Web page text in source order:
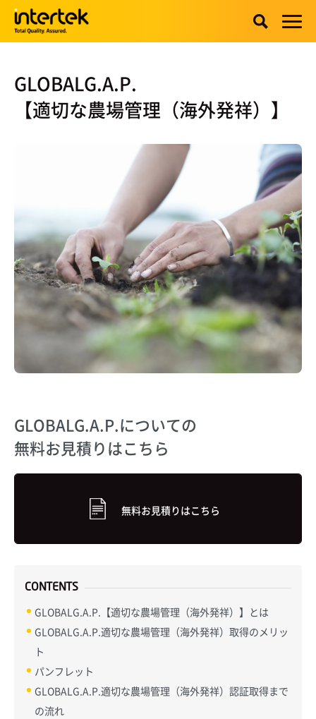
GLOBALG.A.P.
【適切な農場管理（海外発祥）】
GLOBALG.A.P.についての
無料お見積りはこちら
無料お見積りはこちら
CONTENTS
GLOBALG.A.P.【適切な農場管理（海外発祥）】とは
GLOBALG.A.P.適切な農場管理（海外発祥）取得のメリッ
ト
パンフレット
GLOBALG.A.P.適切な農場管理（海外発祥）認証取得まで
の流れ